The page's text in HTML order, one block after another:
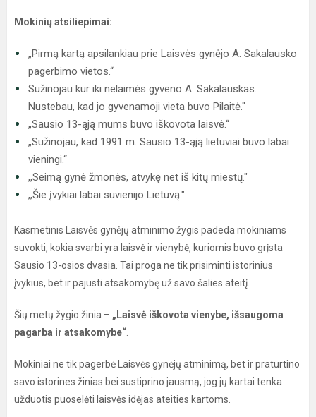
Mokinių atsiliepimai:
„Pirmą kartą apsilankiau prie Laisvės gynėjo A. Sakalausko
pagerbimo vietos.“
Sužinojau kur iki nelaimės gyveno A. Sakalauskas.
Nustebau, kad jo gyvenamoji vieta buvo Pilaitė."
„Sausio 13-ąją mums buvo iškovota laisvė.“
„Sužinojau, kad 1991 m. Sausio 13-ąją lietuviai buvo labai
vieningi.“
,,Seimą gynė žmonės, atvykę net iš kitų miestų."
,,Šie įvykiai labai suvienijo Lietuvą."
Kasmetinis Laisvės gynėjų atminimo žygis padeda mokiniams
suvokti, kokia svarbi yra laisvė ir vienybė, kuriomis buvo grįsta
Sausio 13-osios dvasia. Tai proga ne tik prisiminti istorinius
įvykius, bet ir pajusti atsakomybę už savo šalies ateitį.
Šių metų žygio žinia – „Laisvė iškovota vienybe, išsaugoma
pagarba ir atsakomybe“
Mokiniai ne tik pagerbė Laisvės gynėjų atminimą, bet ir praturtino
savo istorines žinias bei sustiprino jausmą, jog jų kartai tenka
užduotis puoselėti laisvės idėjas ateities kartoms.